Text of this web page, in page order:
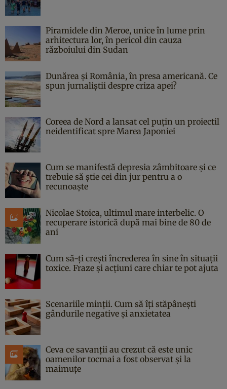
Piramidele din Meroe, unice în lume prin
arhitectura lor, în pericol din cauza
războiului din Sudan
Dunărea și România, în presa americană. Ce
spun jurnaliștii despre criza apei?
Coreea de Nord a lansat cel puțin un proiectil
neidentificat spre Marea Japoniei
Cum se manifestă depresia zâmbitoare și ce
trebuie să știe cei din jur pentru a o
recunoaște
Nicolae Stoica, ultimul mare interbelic. O
recuperare istorică după mai bine de 80 de
ani
Cum să-ți crești încrederea în sine în situații
toxice. Fraze și acțiuni care chiar te pot ajuta
Scenariile minții. Cum să îți stăpânești
gândurile negative și anxietatea
Ceva ce savanții au crezut că este unic
oamenilor tocmai a fost observat și la
maimuțe